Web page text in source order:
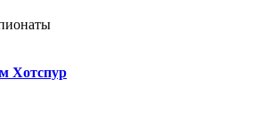
Хотспур